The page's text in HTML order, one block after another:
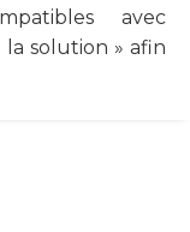
avec
solution » afin